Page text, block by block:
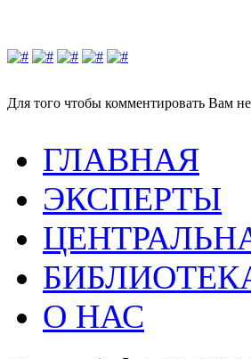
Для того чтобы комментировать Вам
ГЛАВНАЯ
ЭКСПЕРТЫ
О НАС